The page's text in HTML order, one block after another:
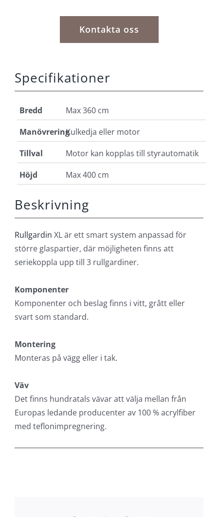
Kontakta oss
Specifikationer
Bredd
Max 360 cm
ManövreringKulkedja eller motor
Tillval
Motor kan kopplas till styrautomatik
Höjd
Max 400 cm
Beskrivning
Rullgardin XL är ett smart system anpassad för
större glaspartier, där möjligheten finns att
seriekoppla upp till 3 rullgardiner.
Komponenter
Komponenter och beslag finns i vitt, grått eller
svart som standard.
Montering
Monteras på vägg eller i tak.
Väv
Det finns hundratals vävar att välja mellan från
Europas ledande producenter av 100 % acrylfiber
med teflonimpregnering.